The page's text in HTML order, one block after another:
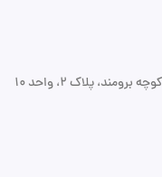
پلاک ۲، واحد ۱۰